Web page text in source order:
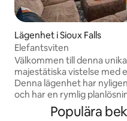
Lägenhet i Sioux Falls
Elefantsviten
Välkommen till denna
majestätiska vistelse med
Denna lägenhet har
och har en rymlig
inbjudande atmosfär prydd
elefantmotiv. Njut av att
Populära